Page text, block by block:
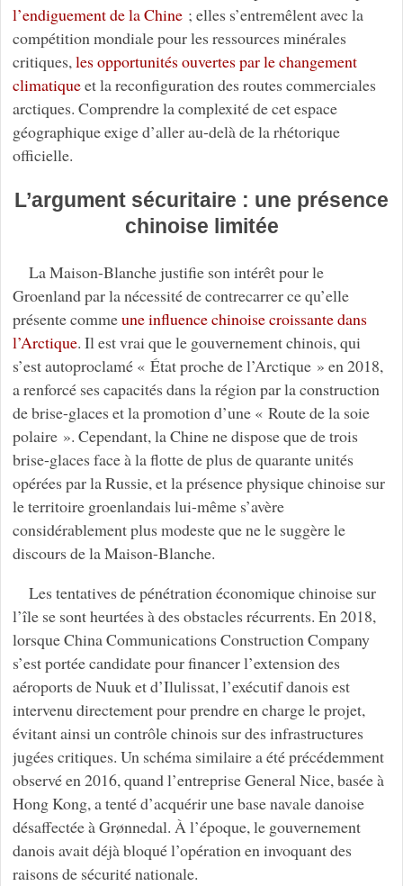
l’endiguement de la Chine; elles s’entremêlent avec la
compétition mondiale pour les ressources minérales
critiques,les opportunités ouvertes par le changement
climatiqueet la reconfiguration des routes commerciales
arctiques. Comprendre la complexité de cet espace
géographique exige d’aller au-delà de la rhétorique
officielle.
L’argument sécuritaire : une présence
chinoise limitée
La Maison-Blanche justifie son intérêt pour le
Groenland par la nécessité de contrecarrer ce qu’elle
présente commeune influence chinoise croissante dans
l’Arctique. Il est vrai que le gouvernement chinois, qui
s’est autoproclamé « État proche de l’Arctique » en 2018,
a renforcé ses capacités dans la région par la construction
de brise-glaces et la promotion d’une « Route de la soie
polaire ». Cependant, la Chine ne dispose que de trois
brise-glaces face à la flotte de plus de quarante unités
opérées par la Russie, et la présence physique chinoise sur
le territoire groenlandais lui-même s’avère
considérablement plus modeste que ne le suggère le
discours de la Maison-Blanche.
Les tentatives de pénétration économique chinoise sur
l’île se sont heurtées à des obstacles récurrents. En 2018,
lorsque China Communications Construction Company
s’est portée candidate pour financer l’extension des
aéroports de Nuuk et d’Ilulissat, l’exécutif danois est
intervenu directement pour prendre en charge le projet,
évitant ainsi un contrôle chinois sur des infrastructures
jugées critiques. Un schéma similaire a été précédemment
observé en 2016, quand l’entreprise General Nice, basée à
Hong Kong, a tenté d’acquérir une base navale danoise
désaffectée à Grønnedal. À l’époque, le gouvernement
danois avait déjà bloqué l’opération en invoquant des
raisons de sécurité nationale.